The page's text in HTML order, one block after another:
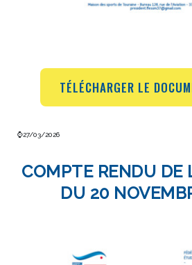
TÉLÉCHARGER LE
⌚27/03/2026
COMPTE RENDU DE
DU 20